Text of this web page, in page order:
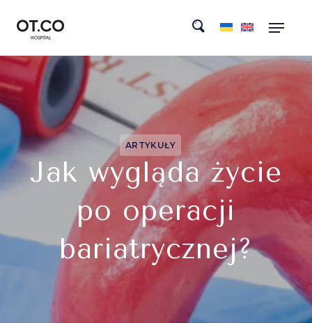
ARTYKUŁY
Jak wygląda życie
po operacji
bariatrycznej?